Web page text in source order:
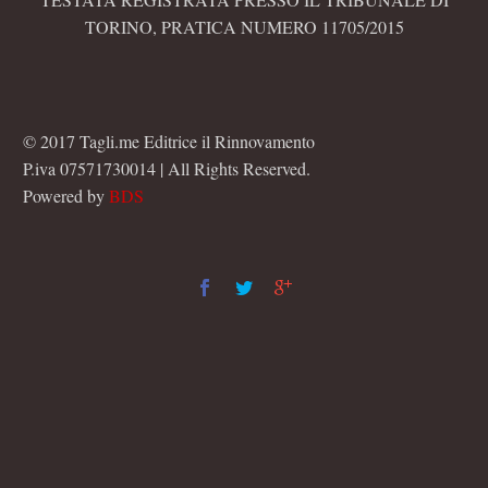
TORINO, PRATICA NUMERO 11705/2015
© 2017 Tagli.me Editrice il Rinnovamento
P.iva 07571730014 | All Rights Reserved.
Powered byBDS